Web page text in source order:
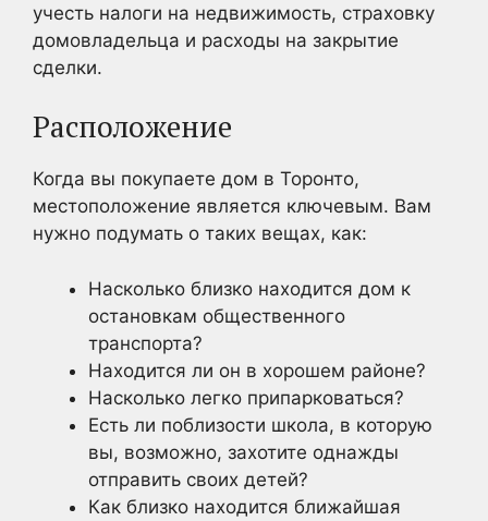
учесть налоги на недвижимость, страховку
домовладельца и расходы на закрытие
сделки.
Расположение
Когда вы покупаете дом в Торонто,
местоположение является ключевым. Вам
нужно подумать о таких вещах, как:
Насколько близко находится дом к
остановкам общественного
транспорта?
Находится ли он в хорошем районе?
Насколько легко припарковаться?
Есть ли поблизости школа, в которую
вы, возможно, захотите однажды
отправить своих детей?
Как близко находится ближайшая